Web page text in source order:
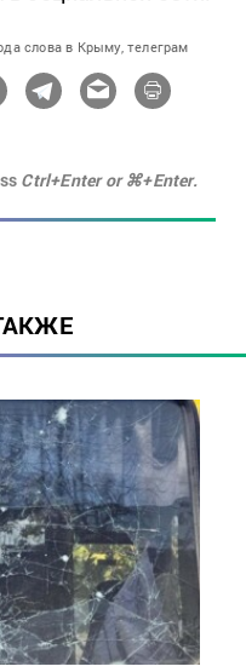
слова в Крыму, телеграм
Ctrl+Enter or ⌘+Enter.